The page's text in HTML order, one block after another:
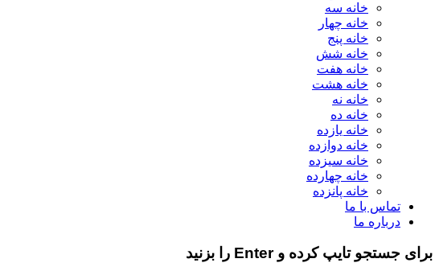
خانه سه
خانه چهار
خانه پنج
خانه شش
خانه هفت
خانه هشت
خانه نه
خانه ده
خانه یازده
خانه دوازده
خانه سیزده
خانه چهارده
خانه پانزده
تماس با ما
درباره ما
برای جستجو تایپ کرده و Enter را بزنید